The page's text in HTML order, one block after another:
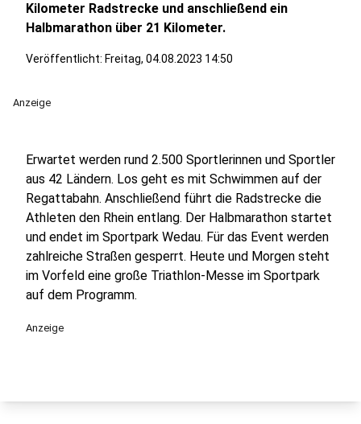
Kilometer Radstrecke und anschließend ein
Halbmarathon über 21 Kilometer.
Veröffentlicht: Freitag, 04.08.2023 14:50
Anzeige
Erwartet werden rund 2.500 Sportlerinnen und Sportler
aus 42 Ländern. Los geht es mit Schwimmen auf der
Regattabahn. Anschließend führt die Radstrecke die
Athleten den Rhein entlang. Der Halbmarathon startet
und endet im Sportpark Wedau. Für das Event werden
zahlreiche Straßen gesperrt. Heute und Morgen steht
im Vorfeld eine große Triathlon-Messe im Sportpark
auf dem Programm.
Anzeige